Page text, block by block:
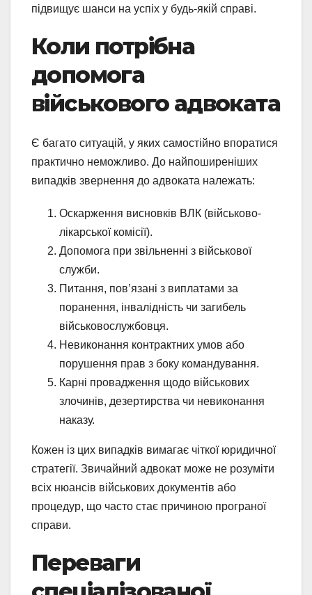
підвищує шанси на успіх у будь-якій справі.
Коли потрібна
допомога
військового адвоката
Є багато ситуацій, у яких самостійно впоратися
практично неможливо. До найпоширеніших
випадків звернення до адвоката належать:
Оскарження висновків ВЛК (військово-
лікарської комісії).
Допомога при звільненні з військової
служби.
Питання, пов’язані з виплатами за
поранення, інвалідність чи загибель
військовослужбовця.
Невиконання контрактних умов або
порушення прав з боку командування.
Карні провадження щодо військових
злочинів, дезертирства чи невиконання
наказу.
Кожен із цих випадків вимагає чіткої юридичної
стратегії. Звичайний адвокат може не розуміти
всіх нюансів військових документів або
процедур, що часто стає причиною програної
справи.
Переваги